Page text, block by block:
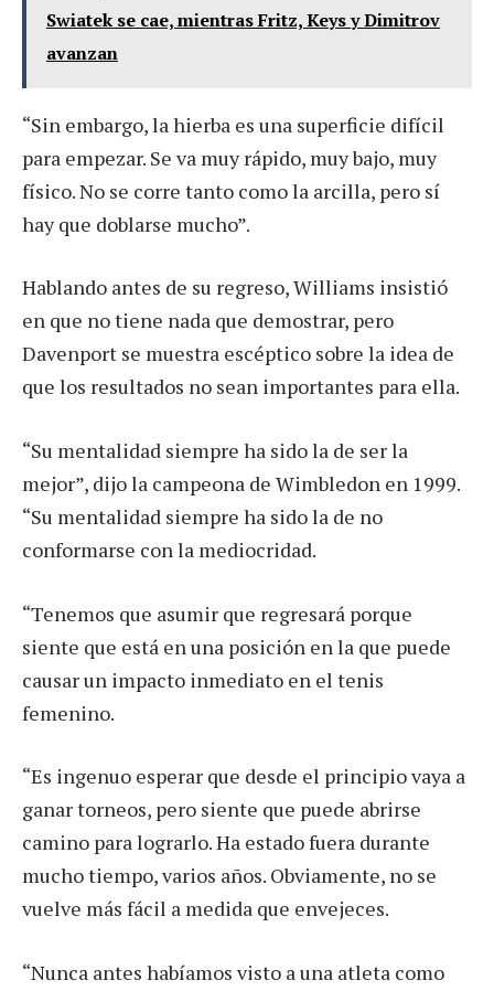
Swiatek se cae, mientras Fritz, Keys y Dimitrov
avanzan
“Sin embargo, la hierba es una superficie difícil
para empezar. Se va muy rápido, muy bajo, muy
físico. No se corre tanto como la arcilla, pero sí
hay que doblarse mucho”.
Hablando antes de su regreso, Williams insistió
en que no tiene nada que demostrar, pero
Davenport se muestra escéptico sobre la idea de
que los resultados no sean importantes para ella.
“Su mentalidad siempre ha sido la de ser la
mejor”, dijo la campeona de Wimbledon en 1999.
“Su mentalidad siempre ha sido la de no
conformarse con la mediocridad.
“Tenemos que asumir que regresará porque
siente que está en una posición en la que puede
causar un impacto inmediato en el tenis
femenino.
“Es ingenuo esperar que desde el principio vaya a
ganar torneos, pero siente que puede abrirse
camino para lograrlo. Ha estado fuera durante
mucho tiempo, varios años. Obviamente, no se
vuelve más fácil a medida que envejeces.
“Nunca antes habíamos visto a una atleta como